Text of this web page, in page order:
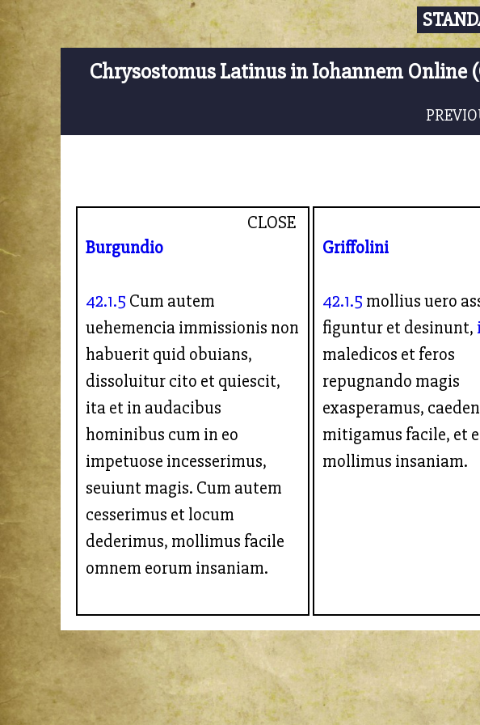
Chrysostomus Latinus in Iohannem Online
CLOSE
Burgundio
42.1.5 Cum autem
uehemencia immissionis non
habuerit quid obuians,
dissoluitur cito et quiescit,
ita et in audacibus
hominibus cum in eo
impetuose incesserimus,
seuiunt magis. Cum autem
cesserimus et locum
dederimus, mollimus facile
omnem eorum insaniam.
Griffolini
42.1.5 mollius uero
figuntur et desinunt,
maledicos et feros
repugnando magis
exasperamus,
mitigamus facile, et
mollimus insaniam.